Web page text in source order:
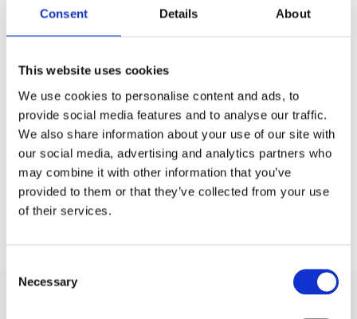
Consent Details About
This website uses cookies
We use cookies to personalise content and ads, to
provide social media features and to analyse our traffic.
We also share information about your use of our site with
our social media, advertising and analytics partners who
may combine it with other information that you’ve
provided to them or that they’ve collected from your use
of their services.
Selection
Necessary
Varumärken / Deaf Bonce /DSP / Huvudenheter
Grundshoppen / Bilstereo /
Bilstereo / DSP/Processorer /
Bilstereo / Slutsteg /DSP-slutsteg
Produktinformation